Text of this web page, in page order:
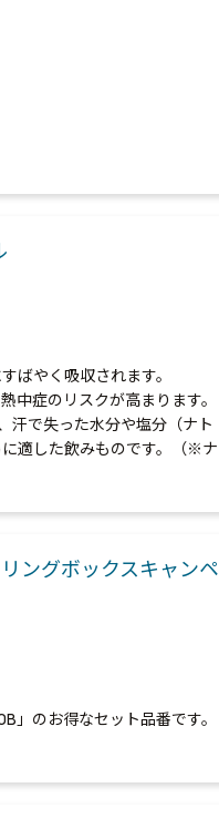
ばやく吸収されます。
中症のリスクが高まります。
汗で失った水分や塩分（ナト
適した飲みものです。（※ナ
ングボックスキャンペ
のお得なセット品番です。